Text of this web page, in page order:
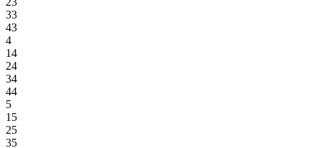
33
43
4
14
24
34
44
5
15
25
35